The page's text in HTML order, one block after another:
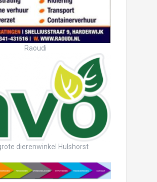
Raoudi
dierenwinkel Hulshorst